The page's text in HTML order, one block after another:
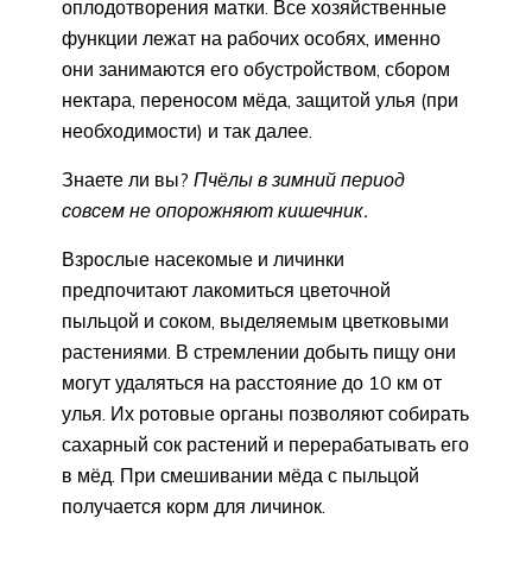
оплодотворения матки. Все хозяйственные
функции лежат на рабочих особях, именно
они занимаются его обустройством, сбором
нектара, переносом мёда, защитой улья (при
необходимости) и так далее.
Знаете ли вы? Пчёлы в зимний период
совсем не опорожняют кишечник.
Взрослые насекомые и личинки
предпочитают лакомиться цветочной
пыльцой и соком, выделяемым цветковыми
растениями. В стремлении добыть пищу они
могут удаляться на расстояние до 10 км от
улья. Их ротовые органы позволяют собирать
сахарный сок растений и перерабатывать его
в мёд. При смешивании мёда с пыльцой
получается корм для личинок.